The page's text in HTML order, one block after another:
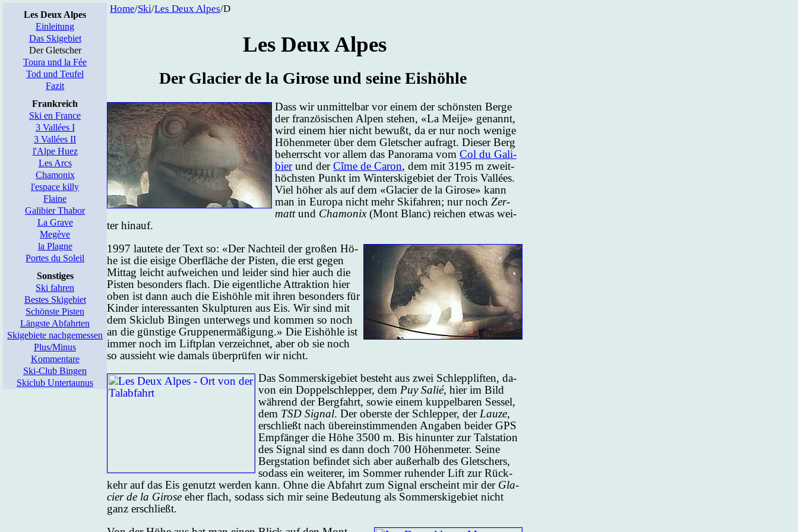
Home/Ski/Les Deux Al­pes/D
Les Deux Al­pes
Der Gla­cier de la Gi­ro­se und sei­ne Eishöhle
Dass wir un­mit­tel­bar vor ei­nem der schöns­ten Ber­ge
der fran­zö­si­schen Al­pen ste­hen, «La Mei­je» ge­nannt,
wird ei­nem hier nicht be­wußt, da er nur noch we­ni­ge
Hö­hen­me­ter über dem Glet­scher auf­ragt. Die­ser Berg
be­herrscht vor al­lem das Pa­no­ra­ma vom Col du Ga­li­
bierund derCî­me de Caron, dem mit 3195 m zweit­
höchs­ten Punkt im Win­ters­ki­ge­biet der Trois Vallées.
Viel hö­her als auf dem «Gla­cier de la Gi­ro­se» kann
man in Eu­ro­pa nicht mehr Ski­fah­ren; nur noch Zer­
mattund Cha­mo­nix(Mont Blanc) rei­chen et­was wei­
ter hin­auf.
1997 lau­te­te der Text so: «Der Nach­teil der gro­ßen Hö­
he ist die ei­si­ge Ober­flä­che der Pis­ten, die erst ge­gen
Mit­tag leicht auf­wei­chen und lei­der sind hier auch die
Pis­ten be­son­ders flach. Die ei­gent­li­che At­trak­ti­on hier
oben ist dann auch die Eis­höh­le mit ih­ren be­son­ders für
Kin­der in­ter­essan­ten Skulp­tu­ren aus Eis. Wir sind mit
dem Ski­club Bin­gen un­ter­wegs und kom­men so noch
an die güns­ti­ge Grup­pe­ner­mä­ßi­gung.» Die Eis­höh­le ist
im­mer noch im Lift­plan ver­zeich­net, aber ob sie noch
so aus­sieht wie da­mals über­prü­fen wir nicht.
Das Som­mers­ki­ge­biet be­steht aus zwei Schlepp­lif­ten, da­
von ein Dop­pel­schlep­per, dem Puy Sa­lié, hier im Bild
wäh­rend der Berg­fahrt, so­wie ei­nem kup­pel­ba­ren Ses­sel,
dem TSD Si­gnal. Der obers­te der Schlep­per, derLau­ze,
er­schließt nach über­ein­stim­men­den An­ga­ben bei­der GPS
Emp­fän­ger die Hö­he 3500 m. Bis hin­un­ter zur Tal­sta­ti­on
des Si­gnal sind es dann doch 700 Hö­hen­me­ter. Sei­ne
Berg­sta­ti­on be­fin­det sich aber au­ßer­halb des Glet­schers,
so­dass ein wei­te­rer, im Som­mer ru­hen­der Lift zur Rück­
kehr auf das Eis ge­nutzt wer­den kann. Oh­ne die Ab­fahrt zum Si­gnal er­scheint mir der Gla­
cier de la Gi­ro­se eher flach, so­dass sich mir sei­ne Be­deu­tung als Som­mers­ki­ge­biet nicht
ganz er­schließt.
Les Deux Alpes
Einleitung
Das Skigebiet
Der Gletscher
Toura und la Fée
Tod und Teufel
Fazit
Frankreich
Ski en France
3 Vallées I
3 Vallées II
l'Alpe Huez
Les Arcs
Chamonix
l'espace killy
Flaine
Galibier Thabor
La Grave
Megève
la Plagne
Portes du Soleil
Sonstiges
Ski fahren
Bestes Skigebiet
Schönste Pisten
Längste Abfahrten
Skigebiete nachgemessen
Plus/Minus
Kommentare
Ski-Club Bingen
Skiclub Untertaunus